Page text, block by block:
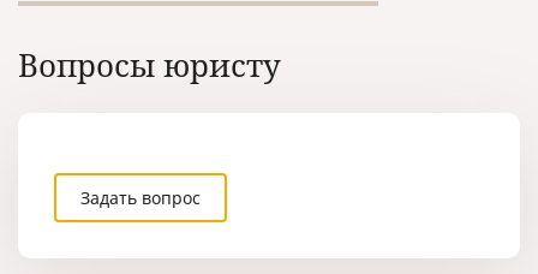
Вопросы юристу
Задать вопрос